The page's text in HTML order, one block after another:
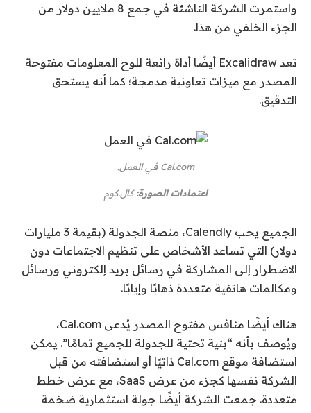
واستمرت الشركة الناشئة في جمع 8 ملايين دولار من
الجزء الخلفي من هذا.
تعد Excalidraw أيضًا أداة رائعة للوح المعلومات مفتوحة
المصدر مع ميزات تعاونية مدمجة؛ كما أنه يستحق
التدقيق.
Cal.com في العمل.
اعتمادات الصورة:كال.كوم
الجميع يحب Calendly، منصة الجدولة (بقيمة 3 مليارات
دولار) التي تساعد الأشخاص على تنظيم الاجتماعات دون
الاضطرار إلى المشاركة في رسائل بريد إلكتروني ورسائل
ومكالمات هاتفية متعددة ذهابًا وإيابًا.
هناك أيضًا منافس مفتوح المصدر يُدعى Cal.com،
ويُوصف بأنه “بنية تحتية للجدولة للجميع تمامًا”. يمكن
استضافة موقع Cal.com ذاتيًا أو استضافته من قبل
الشركة نفسها كجزء من عرض SaaS، مع عرض خطط
متعددة. جمعت الشركة أيضًا جولة استثمارية ضخمة